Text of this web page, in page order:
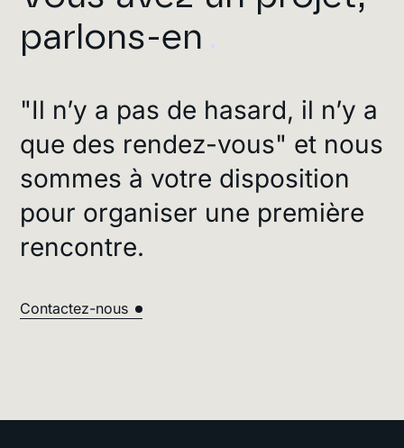
parlons-en .
"Il n’y a pas de hasard, il n’y a
que des rendez-vous" et nous
sommes à votre disposition
pour organiser une première
rencontre.
Contactez-nous